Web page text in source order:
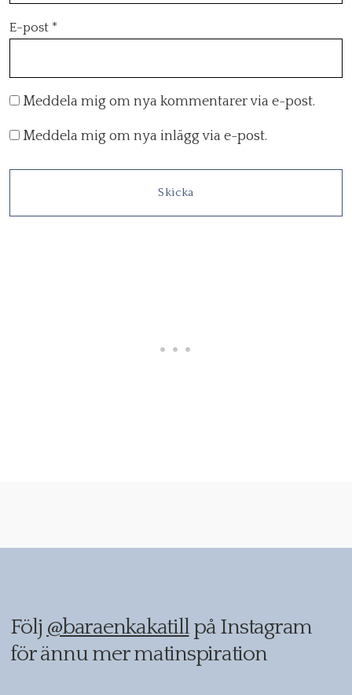
E-post *
Meddela mig om nya kommentarer via e-post.
Meddela mig om nya inlägg via e-post.
Följ @baraenkakatillpå Instagram
för ännu mer matinspiration